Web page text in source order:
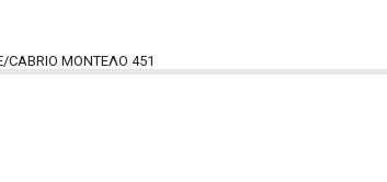
CABRIO ΜΟΝΤΕΛΟ 451